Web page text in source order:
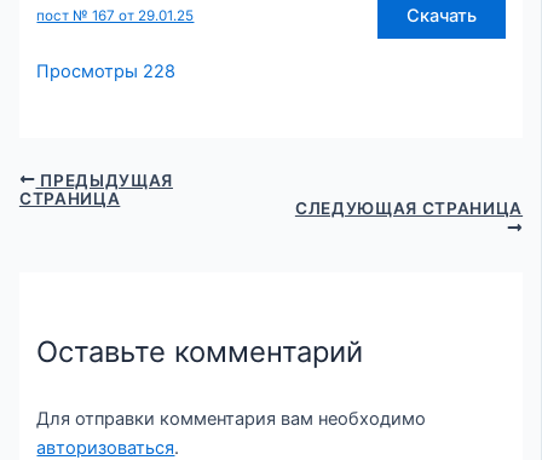
пост № 167 от 29.01.25
Скачать
Просмотры 228
ПРЕДЫДУЩАЯ
СТРАНИЦА
СЛЕДУЮЩАЯ СТРАНИЦА
Оставьте комментарий
Для отправки комментария вам необходимо
авторизоваться.